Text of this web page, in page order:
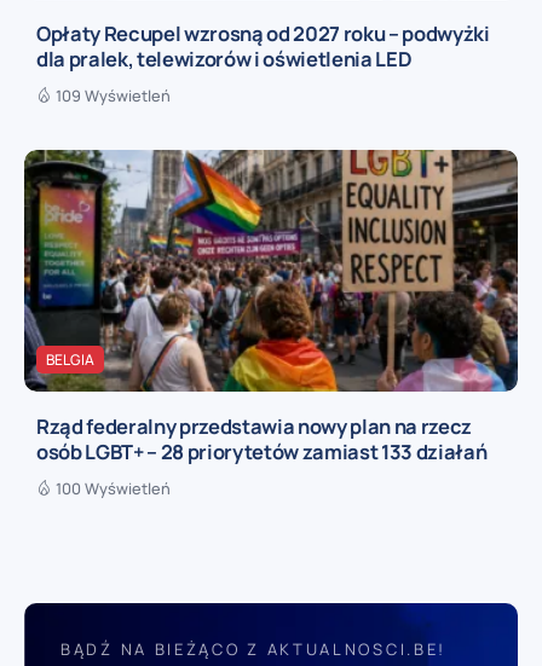
Opłaty Recupel wzrosną od 2027 roku – podwyżki
dla pralek, telewizorów i oświetlenia LED
109 Wyświetleń
BELGIA
Rząd federalny przedstawia nowy plan na rzecz
osób LGBT+ – 28 priorytetów zamiast 133 działań
100 Wyświetleń
BĄDŹ NA BIEŻĄCO Z AKTUALNOSCI.BE!